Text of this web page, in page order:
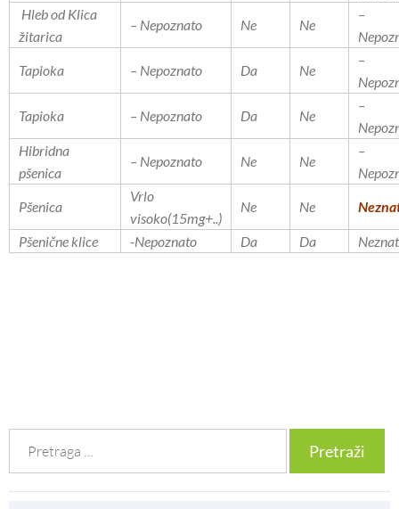
Hleb od Klica
žitarica
– Nepoznato Ne Ne
–
Tapioka
– Nepoznato Da Ne
–
Tapioka
– Nepoznato Da Ne
–
Hibridna
pšenica
– Nepoznato Ne Ne
–
Pšenica
Vrlo
visoko(15mg+..)
Ne Ne
Pšenične klice -Nepoznato Da Da